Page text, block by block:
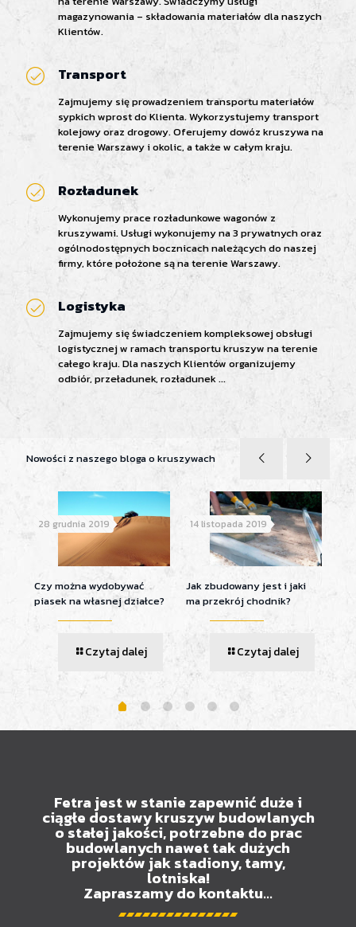
magazynowania – składowania materiałów dla naszych
Klientów.
Transport
Zajmujemy się prowadzeniem transportu materiałów
sypkich wprost do Klienta. Wykorzystujemy transport
kolejowy oraz drogowy. Oferujemy dowóz kruszywa na
terenie Warszawy i okolic, a także w całym kraju.
Rozładunek
Wykonujemy prace rozładunkowe wagonów z
kruszywami. Usługi wykonujemy na 3 prywatnych oraz
ogólnodostępnych bocznicach należących do naszej
firmy, które położone są na terenie Warszawy.
Logistyka
Zajmujemy się świadczeniem kompleksowej obsługi
logistycznej w ramach transportu kruszyw na terenie
całego kraju. Dla naszych Klientów organizujemy
odbiór, przeładunek, rozładunek ...
Nowości z naszego bloga o kruszywach
28 grudnia 2019
Czy można wydobywać
piasek na własnej działce?
Czytaj dalej
14 listopada 2019
Jak zbudowany jest i jaki
ma przekrój chodnik?
Czytaj dalej
Fetra jest w stanie zapewnić duże i
ciągłe dostawy kruszyw budowlanych
o stałej jakości, potrzebne do prac
budowlanych nawet tak dużych
projektów jak stadiony, tamy,
lotniska!
Zapraszamy do kontaktu...